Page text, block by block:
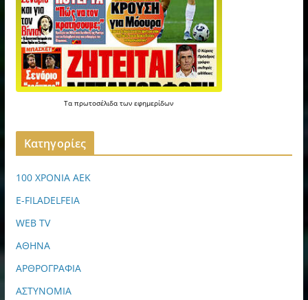
Ταπρωτοσέλιδατωνεφημερίδων
Kατηγορίες
100 ΧΡΟΝΙΑ ΑΕΚ
E-FILADELFEIA
WEB TV
ΑΘΗΝΑ
ΑΡΘΡΟΓΡΑΦΙΑ
ΑΣΤΥΝΟΜΙΑ